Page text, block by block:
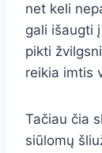
net keli
gali išaugti
pikti
reikia imtis
Tačiau čia
siūlomų